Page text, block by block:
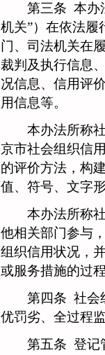
注册
第三条 本办
机关”）在依法履
门、司法机关在
裁判及执行信息
况信息、信用评
用信息等。
本办法所称社
京市社会组织信
的评价方法，构
值、符号、文字
本办法所称社
他相关部门参与
组织信用状况，
或服务措施的过程
第四条 社会
优罚劣、全过程
第五条 登记